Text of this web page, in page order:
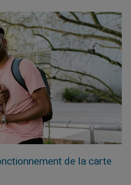
de la carte